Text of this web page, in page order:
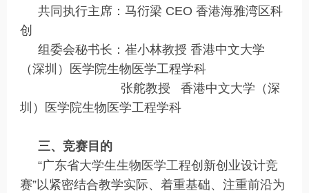
共同执行主席：马衍梁 CEO 香港海雅湾区科
创
组委会秘书长：崔小林教授 香港中文大学
（深圳）医学院生物医学工程学科
张舵教授 香港中文大学（深
圳）医学院生物医学工程学科
三、竞赛目的
“广东省大学生生物医学工程创新创业设计竞
赛”以紧密结合教学实际、着重基础、注重前沿为